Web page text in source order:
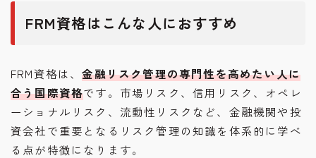
FRM資格はこんな人におすすめ
FRM資格は、金融リスク管理の専門性を高めたい人に
合う国際資格です。市場リスク、信用リスク、オペレ
ーショナルリスク、流動性リスクなど、金融機関や投
資会社で重要となるリスク管理の知識を体系的に学べ
る点が特徴になります。